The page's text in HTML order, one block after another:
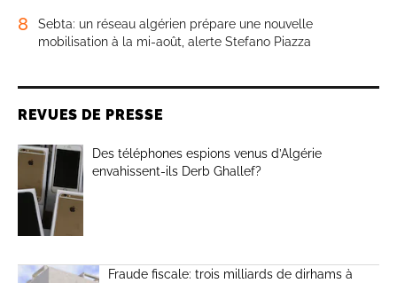
8
Sebta: un réseau algérien prépare une nouvelle
mobilisation à la mi-août, alerte Stefano Piazza
REVUES DE PRESSE
Des téléphones espions venus d’Algérie
envahissent-ils Derb Ghallef?
Fraude fiscale: trois milliards de dirhams à